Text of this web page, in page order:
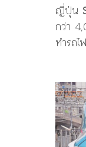
ญี่ปุ่น
กว่า
ทำรถไ